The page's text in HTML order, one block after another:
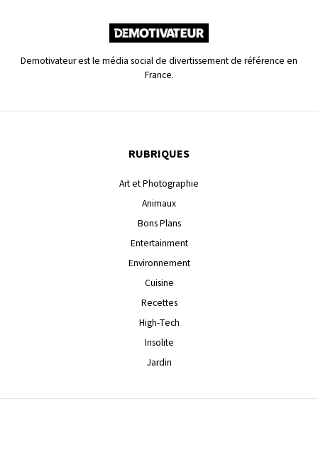
Demotivateur est le média social de divertissement de référence en
France.
RUBRIQUES
Art et Photographie
Animaux
Bons Plans
Entertainment
Environnement
Cuisine
Recettes
High-Tech
Insolite
Jardin